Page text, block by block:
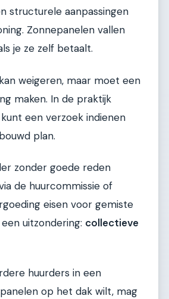
structurele aanpassingen
Zonnepanelen vallen
je ze zelf betaalt.
weigeren, maar moet een
maken. In de praktijk
een verzoek indienen
plan.
zonder goede reden
de huurcommissie of
eisen voor gemiste
uitzondering: collectieve
huurders in een
op het dak wilt, mag